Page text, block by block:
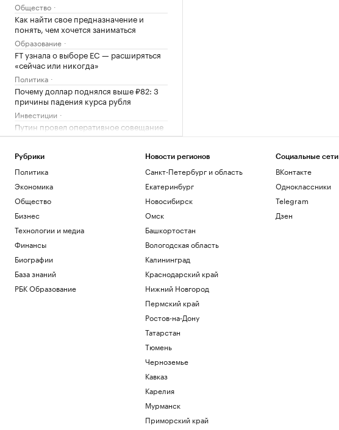
Общество
Как найти свое предназначение и
понять, чем хочется заниматься
Образование
FT узнала о выборе ЕС — расширяться
«сейчас или никогда»
Политика
Почему доллар поднялся выше ₽82: 3
причины падения курса рубля
Инвестиции
Путин провел оперативное совещание
с членами Совбеза
Путин поговорил по телефону с
президентом ОАЭ
Политика
Как выход на фондовый рынок изменил
компании малого бизнеса
РБК и МСП Банк
В обмелевшем Дунае показался
фундамент моста времен Римской
империи. Фото
В Ялте разминируют безэкипажный
катер, выброшенный на берег
Российский защитник Мироманов
Рубрики
Политика
Экономика
Общество
Бизнес
Технологии и медиа
Финансы
Биографии
База знаний
РБК Образование
Новости регионов
Санкт-Петербург и область
Екатеринбург
Новосибирск
Омск
Башкортостан
Вологодская область
Калининград
Краснодарский край
Нижний Новгород
Пермский край
Ростов-на-Дону
Татарстан
Тюмень
Черноземье
Кавказ
Карелия
Мурманск
Приморский край
Социальные сети
ВКонтакте
Одноклассники
Telegram
Дзен